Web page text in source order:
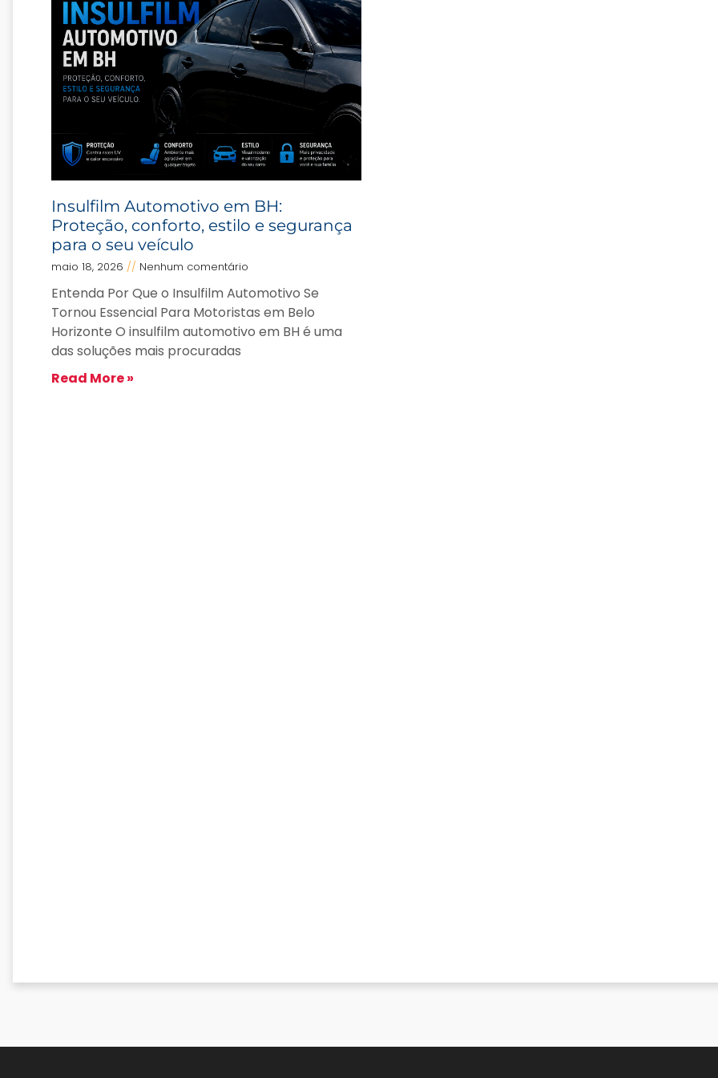
Insulfilm Automotivo em BH:
Proteção, conforto, estilo e segurança
para o seu veículo
maio 18, 2026 Nenhum comentário
Entenda Por Que o Insulfilm Automotivo Se
Tornou Essencial Para Motoristas em Belo
Horizonte O insulfilm automotivo em BH é uma
das soluções mais procuradas
Read More »